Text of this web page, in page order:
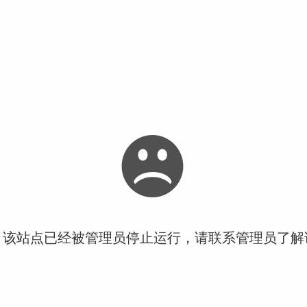
站点已经被管理员停止运行，请联系管理员了